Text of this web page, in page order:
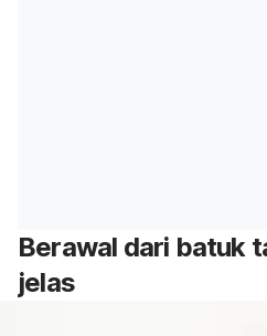
Berawal dari batuk
jelas